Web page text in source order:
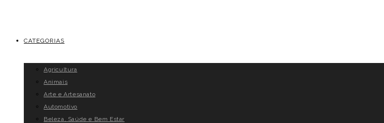
CATEGORIAS
Agricultura
Animais
Arte e Artesanato
Automotivo
Beleza, Saúde e Bem Estar